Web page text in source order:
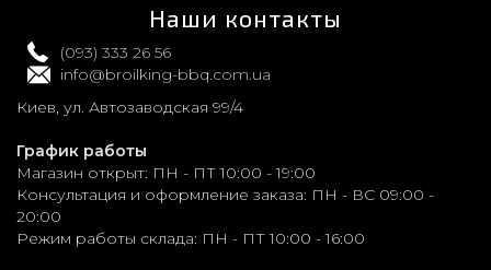
Наши контакты
(093) 333 26 56
info@broilking-bbq.com.ua
Киев, ул. Автозаводская 99/4
График работы
Магазин открыт: ПН - ПТ 10:00 - 19:00
Консультация и оформление заказа: ПН - ВС 09:00 -
20:00
Режим работы склада: ПН - ПТ 10:00 - 16:00